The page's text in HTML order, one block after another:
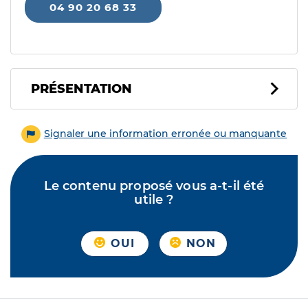
04 90 20 68 33
PRÉSENTATION
Signaler une information erronée ou manquante
Le contenu proposé vous a-t-il été
utile ?
OUI NON